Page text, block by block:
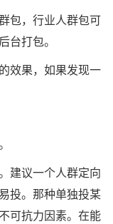
包，行业人群包可
台打包。
效果，如果发现一
议一个人群定向
投。那种单独投某
可抗力因素。在能